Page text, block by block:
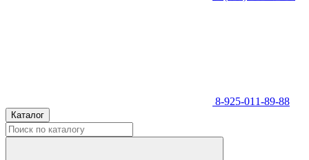
8-925-011-89-88
Каталог